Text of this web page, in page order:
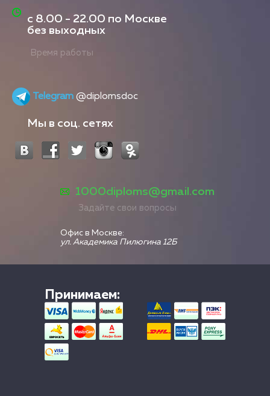
с 8.00 - 22.00 по Москве
без выходных
Время работы
Telegram @diplomsdoc
Мы в соц. сетях
1000diploms@gmail.com
Задайте свои вопросы
Офис в Москве:
ул. Академика Пилюгина 12Б
Принимаем: